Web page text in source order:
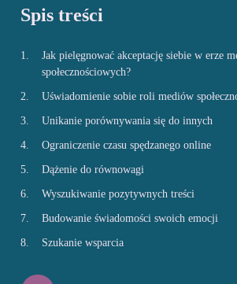
Spis treści
Jak pielęgnować akceptację siebie w erze
społecznościowych?
Uświadomienie sobie roli mediów
Unikanie porównywania się do innych
Ograniczenie czasu spędzanego online
Dążenie do równowagi
Wyszukiwanie pozytywnych treści
Budowanie świadomości swoich emocji
Szukanie wsparcia